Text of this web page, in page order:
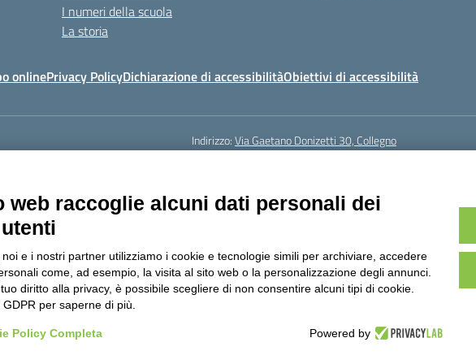
I numeri della scuola
La storia
onlinePrivacy PolicyDichiarazione di accessibilitàObiettivi di accessibilità
Indirizzo:Via Gaetano Donizetti 30, Collegno
Codice meccanografico:toic8cg002
Copyright 2023 © ISTITUTO COMPRENSIVO "GUGLIELMO MARCONI" | PEC:
web raccoglie alcuni dati personali dei
e i nostri partner utilizziamo i cookie e tecnologie simili per archiviare, accedere
come, ad esempio, la visita al sito web o la personalizzazione degli annunci.
diritto alla privacy, è possibile scegliere di non consentire alcuni tipi di cookie.
per saperne di più.
Policy Completa Powered by